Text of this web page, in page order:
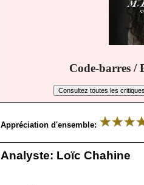
Code-barres /
Appréciation d'ensemble:
Analyste: Loïc Chahine